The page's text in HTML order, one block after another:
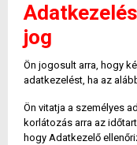
jog
Ön jogosult arra, hogy
adatkezelést, ha az
Ön vitatja a személyes
korlátozás arra az
hogy Adatkezelő